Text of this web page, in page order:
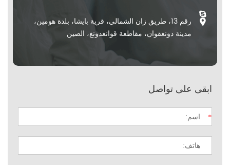
رقم 13، طريق زان الشمالي، قرية بايشا، بلدة هومين،
مدينة دونغقوان، مقاطعة قوانغدونغ، الصين
ابقى على تواصل